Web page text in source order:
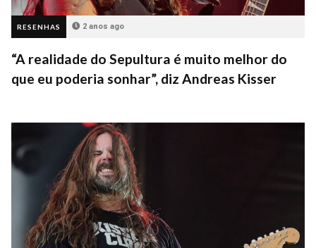
RESENHAS 2 anos ago
“A realidade do Sepultura é muito melhor do
que eu poderia sonhar”, diz Andreas Kisser